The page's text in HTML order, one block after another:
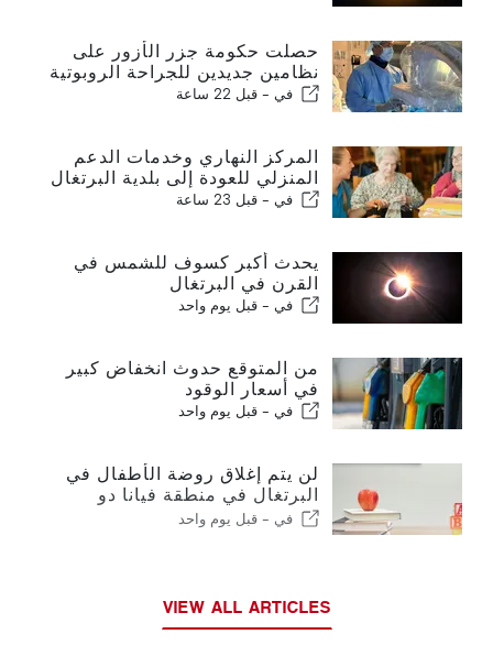
حصلت حكومة جزر الأزور على
نظامين جديدين للجراحة الروبوتية
في - قبل 22 ساعة
المركز النهاري وخدمات الدعم
المنزلي للعودة إلى بلدية البرتغال
في - قبل 23 ساعة
يحدث أكبر كسوف للشمس في
القرن في البرتغال
في - قبل يوم واحد
من المتوقع حدوث انخفاض كبير
في أسعار الوقود
في - قبل يوم واحد
لن يتم إغلاق روضة الأطفال في
البرتغال في منطقة فيانا دو
كاستيلو
في - قبل يوم واحد
VIEW ALL ARTICLES